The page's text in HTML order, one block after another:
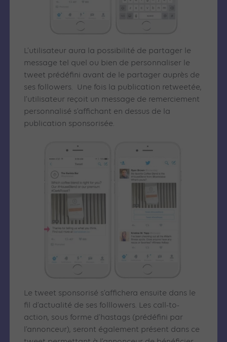
L’utilisateur aura la possibilité de partager le
message tel quel ou bien de personnaliser le
tweet prédéfini avant de le partager auprès de
ses followers. Une fois la publication retweetée,
l’utilisateur reçoit un message de remerciement
personnalisé s’affichant en dessus de la
publication sponsorisée.
Le tweet sponsorisé s’affichera ensuite dans le
fil d’actualité de ses folllowers. Les call-to-
action, sous forme d’hastags (prédéfini par
l’annonceur), seront également présent dans ce